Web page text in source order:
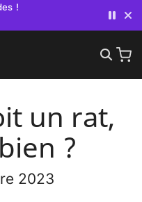
gratuit
un rat,
?
2023